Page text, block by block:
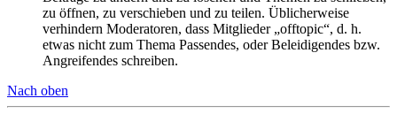
zu öffnen, zu verschieben und zu teilen. Üblicherweise
verhindern Moderatoren, dass Mitglieder „offtopic“, d. h.
etwas nicht zum Thema Passendes, oder Beleidigendes bzw.
Angreifendes schreiben.
Nach oben